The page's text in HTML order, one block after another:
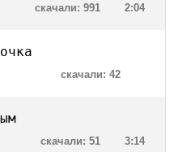
2:04
скачали: 991
скачали: 42
3:14
скачали: 51